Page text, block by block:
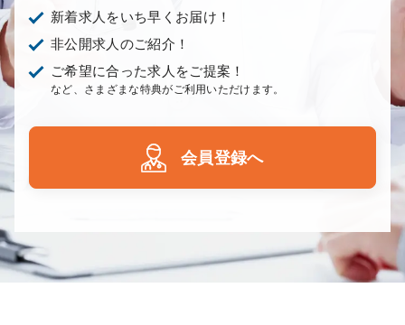
新着求人をいち早くお届け！
非公開求人のご紹介！
ご希望に合った求人をご提案！
など、さまざまな特典がご利用いただけます。
会員登録へ